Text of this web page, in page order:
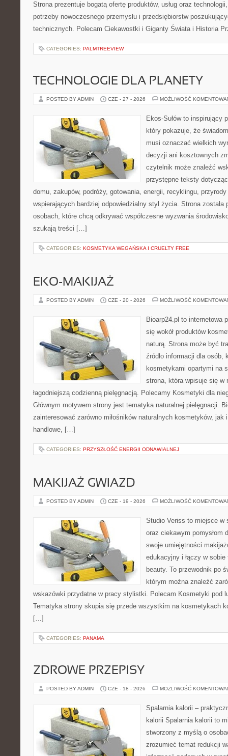
Strona prezentuje bogatą ofertę produktów, usług oraz
potrzeby nowoczesnego przemysłu i przedsiębiorstw
technicznych. Polecam Ciekawostki i Giganty Świata i Historia
CATEGORIES: PALMTREEVIEW
TECHNOLOGIE DLA PLANETY
POSTED BY ADMIN CZE - 27 - 2026 MOŻLIWOŚĆ
Ekos-Sułów to inspirujący
który pokazuje, że
musi oznaczać wielkich
decyzji ani kosztownych
czytelnik może znaleźć
przystępne teksty
domu, zakupów, podróży, gotowania, energii, recyklingu,
wspierających bardziej odpowiedzialny styl życia. Strona została
osobach, które chcą odkrywać współczesne wyzwania
szukają treści […]
CATEGORIES: KOSMETYKA WEGAŃSKA I CRUELTY FREE
EKO-MAKIJAŻ
POSTED BY ADMIN CZE - 20 - 2026 MOŻLIWOŚĆ
Bioarp24.pl to internetowa
się wokół produktów
naturą. Strona może być
źródło informacji dla osób,
kosmetykami opartymi na
strona, która wpisuje się w
łagodniejszą codzienną pielęgnacją. Polecamy Kosmetyki dla
Głównym motywem strony jest tematyka naturalnej pielęgnacji.
zainteresować zarówno miłośników naturalnych kosmetyków, jak
handlowe, […]
CATEGORIES: PRZYSZŁOŚĆ ENERGII ODNAWIALNEJ
MAKIJAŻ GWIAZD
POSTED BY ADMIN CZE - 19 - 2026 MOŻLIWOŚĆ
Studio Veriss to miejsce w
oraz ciekawym pomysłom
swoje umiejętności
edukacyjny i łączy w
beauty. To przewodnik po
którym można znaleźć
wskazówki przydatne w pracy stylistki. Polecam Kosmetyki pod
Tematyka strony skupia się przede wszystkim na kosmetykach
[…]
CATEGORIES: PANAMA
ZDROWE PRZEPISY
POSTED BY ADMIN CZE - 18 - 2026 MOŻLIWOŚĆ
Spalarnia kalorii –
kalorii Spalarnia kalorii to
stworzony z myślą o
zrozumieć temat redukcji